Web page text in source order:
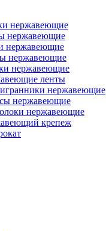
нержавеющие
нержавеющие
нержавеющие
нержавеющие
нержавеющие
ленты
нержавеющие
нержавеющие
нержавеющие
крепеж